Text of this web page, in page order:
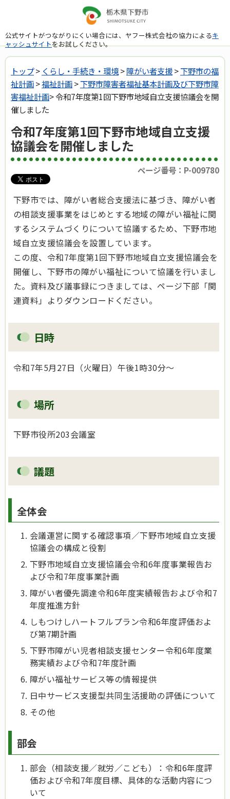
公式サイトがつながりにくい場合には、ヤフー株式会社の協力によるキ
ャッシュサイトをお試しください。
トップ> くらし・手続き・環境>障がい者支援>下野市の福
祉計画>福祉計画>下野市障害者福祉基本計画及び下野市障
害福祉計画> 令和7年度第1回下野市地域自立支援協議会を開
催しました
令和7年度第1回下野市地域自立支援
協議会を開催しました
ページ番号：P-009780
下野市では、障がい者総合支援法に基づき、障がい者
の相談支援事業をはじめとする地域の障がい福祉に関
するシステムづくりについて協議するため、下野市地
域自立支援協議会を設置しています。
この度、令和7年度第1回下野市地域自立支援協議会を
開催し、下野市の障がい福祉について協議を行いまし
た。資料及び議事録につきましては、ページ下部「関
連資料」よりダウンロードください。
日時
令和7年5月27日（火曜日）午後1時30分～
場所
下野市役所203会議室
議題
全体会
会議運営に関する確認事項／下野市地域自立支援
協議会の構成と役割
下野市地域自立支援協議会令和6年度事業報告お
よび令和7年度事業計画
障がい者優先調達令和6年度実績報告および令和7
年度推進方針
しもつけしハートフルプラン令和6年度評価およ
び第7期計画
下野市障がい児者相談支援センター令和6年度業
務実績および令和7年度計画
障がい福祉サービス等の情報提供
日中サービス支援型共同生活援助の評価について
その他
部会
部会（相談支援／就労／こども）：令和6年度評
価および令和7年度目標、具体的な活動内容につ
いて